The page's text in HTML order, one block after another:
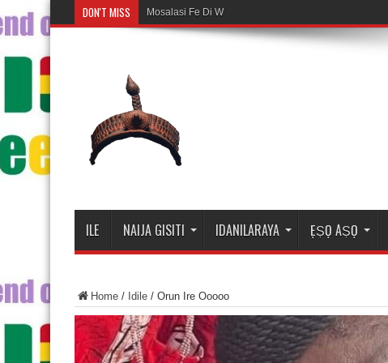
DON'T MISS Mosalasi Fe Di Wiwo Fun ile Adire
ILE NAIJA GISITI IDANILARAYA ẸṢỌ AṢỌ
Home / Idile / Orun Ire Ooooo